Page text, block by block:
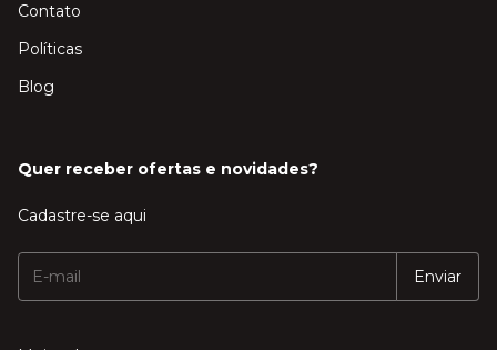
Contato
Políticas
Blog
Quer receber ofertas e novidades?
Cadastre-se aqui